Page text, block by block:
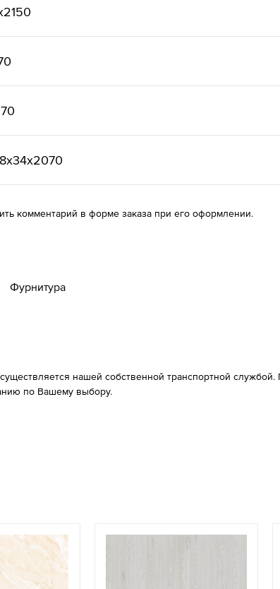
комментарий в форме заказа при его оформлении.
Фурнитура
нашей собственной транспортной
по Вашему выбору.